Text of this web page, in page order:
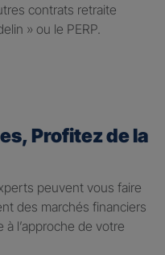
contrats retraite
» ou le PERP.
Profitez de la
peuvent vous faire
des marchés financiers
l’approche de votre